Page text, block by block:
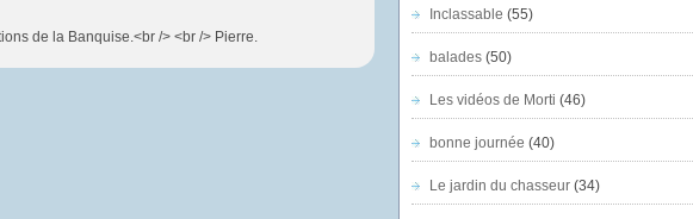
de la Banquise.<br /> <br /> Pierre.
Inclassable (55)
balades(50)
Les vidéos de Morti (46)
bonne journée (40)
Le jardin du chasseur(34)